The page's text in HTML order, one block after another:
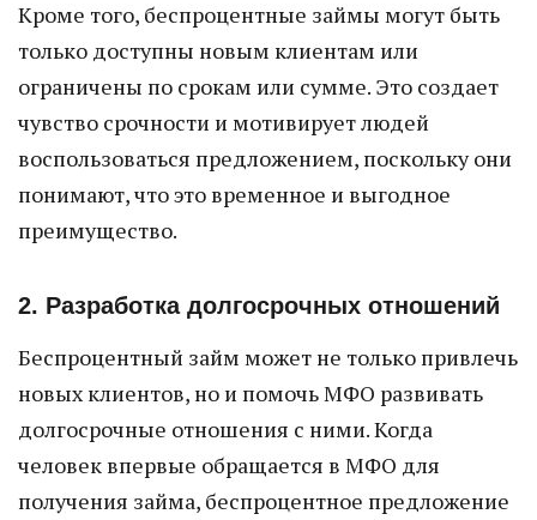
Кроме того, беспроцентные займы могут быть
только доступны новым клиентам или
ограничены по срокам или сумме. Это создает
чувство срочности и мотивирует людей
воспользоваться предложением, поскольку они
понимают, что это временное и выгодное
преимущество.
2. Разработка долгосрочных отношений
Беспроцентный займ может не только привлечь
новых клиентов, но и помочь МФО развивать
долгосрочные отношения с ними. Когда
человек впервые обращается в МФО для
получения займа, беспроцентное предложение